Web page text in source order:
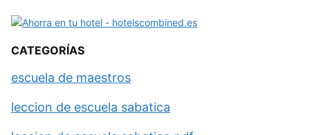
CATEGORÍAS
escuela de maestros
leccion de escuela sabatica